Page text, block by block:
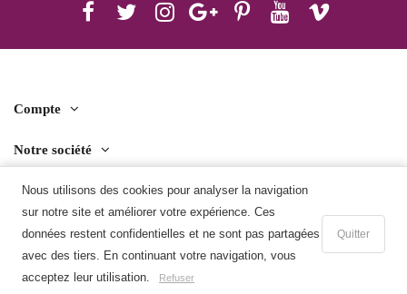
Nous utilisons des cookies pour analyser la navigation
sur notre site et améliorer votre expérience. Ces
données restent confidentielles et ne sont pas partagées
avec des tiers. En continuant votre navigation, vous
acceptez leur utilisation.
Refuser
Quitter
Ajouter au panier
Compte
Notre société
Contact us
Télécharger l'application mobile